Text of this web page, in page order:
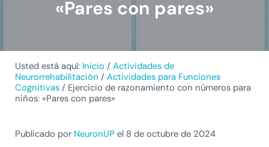
«Pares con pares»
Usted está aquí: Inicio / Actividades de
Neurorrehabilitación / Actividades para Funciones
Cognitivas / Ejercicio de razonamiento con números para
niños: «Pares con pares»
Publicado por NeuronUP el 8 de octubre de 2024